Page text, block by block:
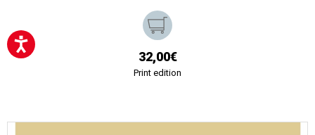
32,00€
Print edition